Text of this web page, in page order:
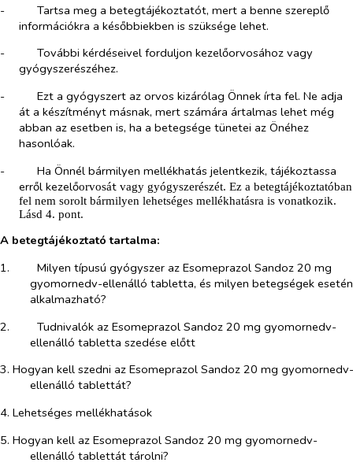
-​
Tartsa meg a betegtájékoztatót, mert a benne szereplő
információkra a későbbiekben is szüksége lehet.
-​
További kérdéseivel forduljon kezelőorvosához vagy
gyógyszerészéhez.
-​
Ezt a gyógyszert az orvos kizárólag Önnek írta fel. Ne adja
át a készítményt másnak, mert számára ártalmas lehet még
abban az esetben is, ha a betegsége tünetei az Önéhez
hasonlóak.
-​
Ha Önnél bármilyen mellékhatás jelentkezik, tájékoztassa
erről kezelőorvosát vagy gyógyszerészét. Ez a betegtájékoztatóban
fel nem sorolt bármilyen lehetséges mellékhatásra is vonatkozik.
Lásd 4. pont.
A betegtájékoztató tartalma:
1.​
Milyen típusú gyógyszer az Esomeprazol Sandoz 20 mg
gyomornedv-ellenálló tabletta, és milyen betegségek esetén
alkalmazható?
2.​
Tudnivalók az Esomeprazol Sandoz 20 mg gyomornedv-
ellenálló tabletta szedése előtt
3. Hogyan kell szedni az Esomeprazol Sandoz 20 mg gyomornedv-
ellenálló tablettát?
4. Lehetséges mellékhatások
5. Hogyan kell az Esomeprazol Sandoz 20 mg gyomornedv-
ellenálló tablettát tárolni?